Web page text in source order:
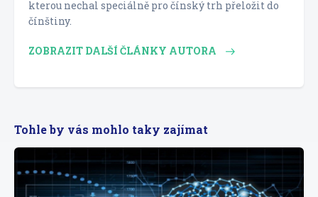
kterou nechal speciálně pro čínský trh přeložit do
čínštiny.
ZOBRAZIT DALŠÍ ČLÁNKY AUTORA
Tohle by vás mohlo taky zajímat